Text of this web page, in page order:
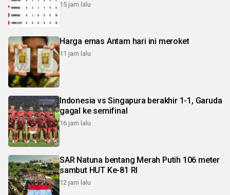
15 jam lalu
Harga emas Antam hari ini meroket
11 jam lalu
Indonesia vs Singapura berakhir 1-1, Garuda
gagal ke semifinal
16 jam lalu
SAR Natuna bentang Merah Putih 106 meter
sambut HUT Ke-81 RI
12 jam lalu